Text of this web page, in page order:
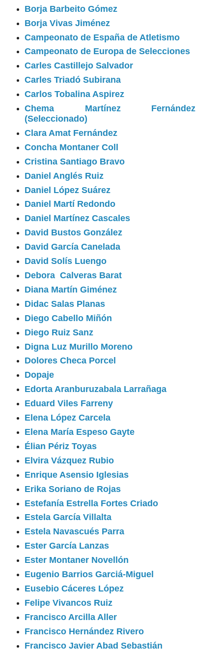
Borja Barbeito Gómez
Borja Vivas Jiménez
Campeonato de España de Atletismo
Campeonato de Europa de Selecciones
Carles Castillejo Salvador
Carles Triadó Subirana
Carlos Tobalina Aspirez
Chema Martínez Fernández
(Seleccionado)
Clara Amat Fernández
Concha Montaner Coll
Cristina Santiago Bravo
Daniel Anglés Ruiz
Daniel López Suárez
Daniel Martí Redondo
Daniel Martínez Cascales
David Bustos González
David García Canelada
David Solís Luengo
Debora Calveras Barat
Diana Martín Giménez
Didac Salas Planas
Diego Cabello Miñón
Diego Ruiz Sanz
Digna Luz Murillo Moreno
Dolores Checa Porcel
Dopaje
Edorta Aranburuzabala Larrañaga
Eduard Viles Farreny
Elena López Carcela
Elena María Espeso Gayte
Élian Périz Toyas
Elvira Vázquez Rubio
Enrique Asensio Iglesias
Erika Soriano de Rojas
Estefanía Estrella Fortes Criado
Estela García Villalta
Estela Navascués Parra
Ester García Lanzas
Ester Montaner Novellón
Eugenio Barrios Garciá-Miguel
Eusebio Cáceres López
Felipe Vivancos Ruiz
Francisco Arcilla Aller
Francisco Hernández Rivero
Francisco Javier Abad Sebastián